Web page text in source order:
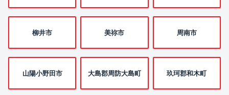
柳井市 美祢市 周南市
山陽小野田市 大島郡周防大島町 玖珂郡和木町